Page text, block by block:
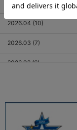
2026.05 (11)
2026.04 (10)
2026.03 (7)
2026.02 (6)
2025.12 (3)
2025.11 (6)